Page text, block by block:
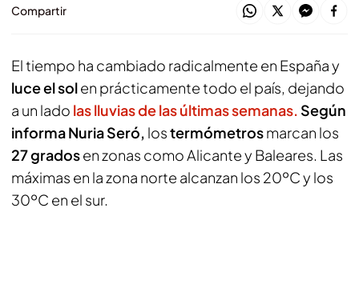
Compartir
El tiempo ha cambiado radicalmente en España y
luce el solen prácticamente todo el país, dejando
a un lado las lluvias de las últimas semanas. Según
informa Nuria Seró, lostermómetrosmarcan los
27 gradosen zonas como Alicante y Baleares. Las
máximas en la zona norte alcanzan los 20ºC y los
30ºC en el sur.